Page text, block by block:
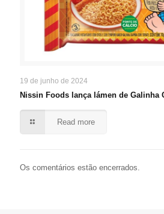
19 de junho de 2024
Nissin Foods lança lámen de Galinha
Read more
Os comentários estão encerrados.